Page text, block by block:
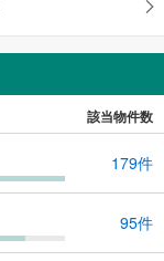
該当物件数
179件
95件